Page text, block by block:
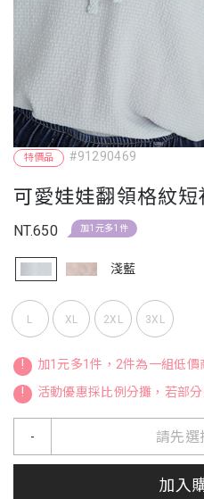
特價品 #91290469
可愛娃娃翻領格紋
NT.650 加1元多1件
淺藍
L XL 2XL 3XL
!
加1元多1件，2件為一組低
!
活動優惠採比例分攤，若部
請先選
-
加入